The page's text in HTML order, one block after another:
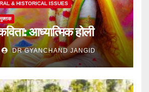
& HISTORICAL ISSUES
आध्यात्मिक होली
DR GYANCHAND JANGID